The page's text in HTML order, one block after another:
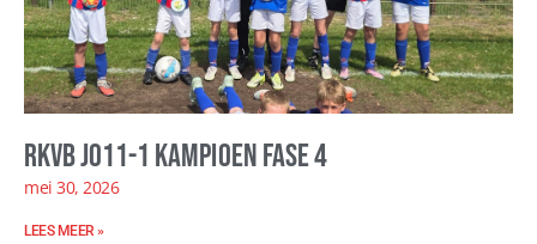
RKVB JO11-1 kampioen fase 4
mei 30, 2026
LEES MEER »